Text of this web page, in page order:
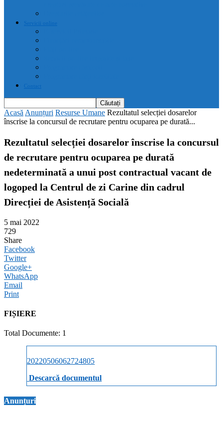
Servicii online
Contact
AcasăAnunțuri Resurse Umane Rezultatul selecției dosarelor
înscrise la concursul de recrutare pentru ocuparea pe durată...
Rezultatul selecției dosarelor înscrise la concursul
de recrutare pentru ocuparea pe durată
nedeterminată a unui post contractual vacant de
logoped la Centrul de zi Carine din cadrul
Direcției de Asistență Socială
5 mai 2022
729
Share
Facebook
Twitter
Google+
WhatsApp
Email
Print
FIȘIERE
Total Documente: 1
20220506062724805
Descarcă documentul
Anunțuri